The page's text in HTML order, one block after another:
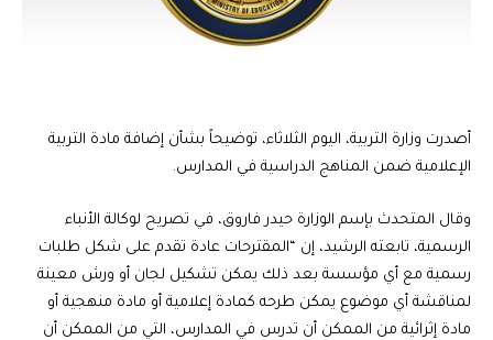
أصدرت وزارة التربية، اليوم الثلاثاء، توضيحاً بشأن إضافة مادة التربية
الإعلامية ضمن المناهج الدراسية في المدارس.
وقال المتحدث بإسم الوزارة حيدر فاروق، في تصريح لوكالة الأنباء
الرسمية، تابعته الرشيد، إن “المقترحات عادة تقدم على شكل طلبات
رسمية مع أي مؤسسة بعد ذلك يمكن تشكيل لجان أو ورش معينة
لمناقشة أي موضوع يمكن طرحه كمادة إعلامية أو مادة منهجية أو
مادة إثرائية من الممكن أن تدرس في المدارس، التي من الممكن أن